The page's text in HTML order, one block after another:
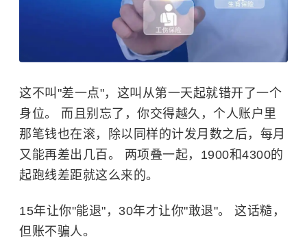
这不叫"差一点"，这叫从第一天起就错开了一个
身位。 而且别忘了，你交得越久，个人账户里
那笔钱也在滚，除以同样的计发月数之后，每月
又能再差出几百。 两项叠一起，1900和4300的
起跑线差距就这么来的。
15年让你"能退"，30年才让你"敢退"。 这话糙，
但账不骗人。